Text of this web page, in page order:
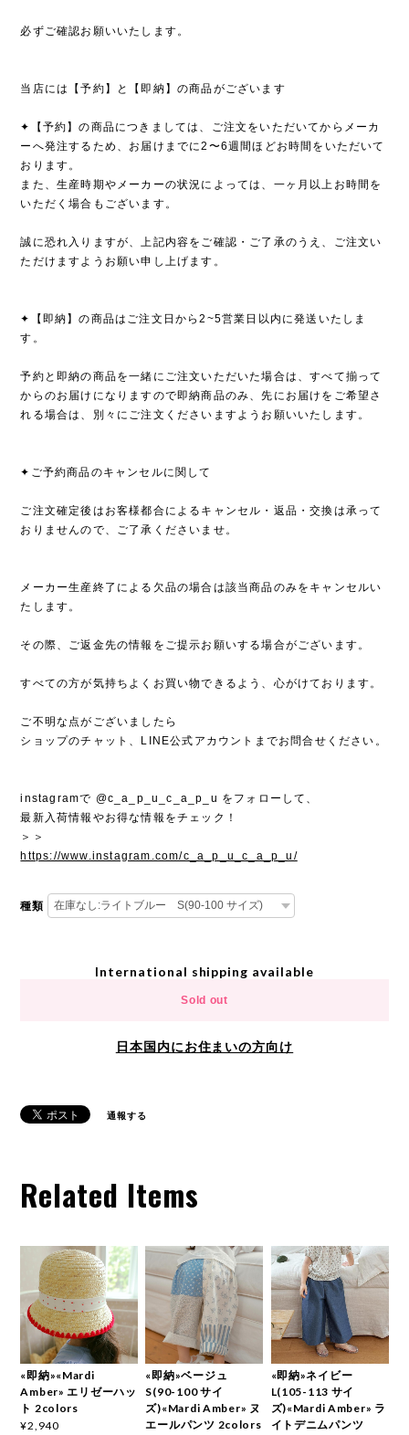
必ずご確認お願いいたします。
当店には【予約】と【即納】の商品がございます
✦【予約】の商品につきましては、ご注文をいただいてからメーカ
ーへ発注するため、お届けまでに2〜6週間ほどお時間をいただいて
おります。
また、生産時期やメーカーの状況によっては、一ヶ月以上お時間を
いただく場合もございます。
誠に恐れ入りますが、上記内容をご確認・ご了承のうえ、ご注文い
ただけますようお願い申し上げます。
✦【即納】の商品はご注文日から2~5営業日以内に発送いたしま
す。
予約と即納の商品を一緒にご注文いただいた場合は、すべて揃って
からのお届けになりますので即納商品のみ、先にお届けをご希望さ
れる場合は、別々にご注文くださいますようお願いいたします。
✦ご予約商品のキャンセルに関して
ご注文確定後はお客様都合によるキャンセル・返品・交換は承って
おりませんので、ご了承くださいませ。
メーカー生産終了による欠品の場合は該当商品のみをキャンセルい
たします。
その際、ご返金先の情報をご提示お願いする場合がございます。
すべての方が気持ちよくお買い物できるよう、心がけております。
ご不明な点がございましたら
ショップのチャット、LINE公式アカウントまでお問合せください。
instagramで @c_a_p_u_c_a_p_u をフォローして、
最新入荷情報やお得な情報をチェック！
＞＞
https://www.instagram.com/c_a_p_u_c_a_p_u/
種類
International shipping available
Sold out
日本国内にお住まいの方向け
通報する
Related Items
«即納»«Mardi
Amber» エリゼーハッ
ト 2colors
¥2,940
«即納»ベージュ
S(90-100 サイ
ズ)«Mardi Amber» ヌ
エールパンツ 2colors
«即納»ネイビー
L(105-113 サイ
ズ)«Mardi Amber» ラ
イトデニムパンツ